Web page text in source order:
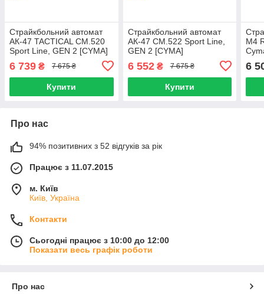
Страйкбольний автомат
АК-47 TACTICAL CM.520
Sport Line, GEN 2 [CYMA]
6 739 ₴ 7 675 ₴
Купити
Страйкбольний автомат
АК-47 CM.522 Sport Line,
GEN 2 [CYMA]
6 552₴ 7 675 ₴
Купити
M4
6
Про нас
94% позитивних з 52 відгуків за рік
Працює з 11.07.2015
м. Київ
Київ, Україна
Контакти
Сьогодні працює з 10:00 до 12:00
Показати весь графік роботи
Про нас